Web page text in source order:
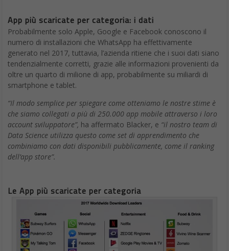
App più scaricate per categoria: i dati
Probabilmente solo Apple, Google e Facebook conoscono il
numero di installazioni che WhatsApp ha effettivamente
generato nel 2017, tuttavia, l’azienda ritiene che i suoi dati siano
tendenzialmente corretti, grazie alle informazioni provenienti da
oltre un quarto di milione di app, probabilmente su miliardi di
smartphone e tablet.
“Il modo semplice per spiegare come otteniamo le nostre stime è
che siamo collegati a più di 250.000 app mobile attraverso i loro
account sviluppatore”, ha affermato Blacker, e “il nostro team di
Data Science utilizza questo come set di apprendimento che
combiniamo con dati disponibili pubblicamente, come il ranking
dell’app store”.
Le App più scaricate per categoria